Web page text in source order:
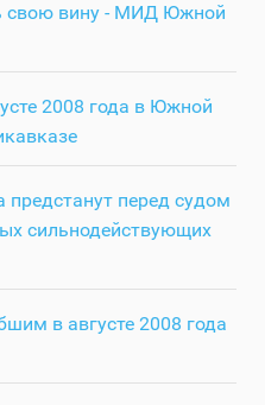
свою вину - МИД Южной
2008 года в Южной
перед судом
сильнодействующих
в августе 2008 года